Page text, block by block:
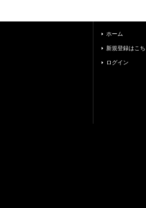
ホーム
新規登録はこち
ログイン